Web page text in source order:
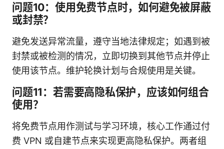
问题10：使用免费节点时，如何避免被屏蔽
或封禁？
避免发送异常流量，遵守当地法律规定；如遇到被
封禁或被检测的情况，立即切换到其他节点并停止
使用该节点。维护轮换计划与合规使用是关键。
问题11：若需要高隐私保护，应该如何组合
使用？
将免费节点用作测试与学习环境，核心工作通过付
费 VPN 或自建节点来实现更高隐私保护。两者组